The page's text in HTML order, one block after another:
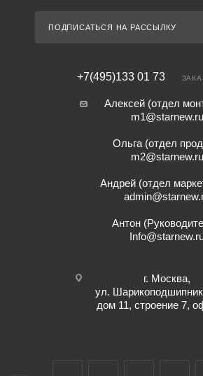
ПОДПИСАТЬСЯ НА РАССЫЛКУ
+7(495)133 01 73
Алексей (отдел
m1@starnew.ru
Ольга (отдел
m2@starnew.ru
Андрей (отдел
Антон
г. Москва,
ул.
дом 11, строение 7,